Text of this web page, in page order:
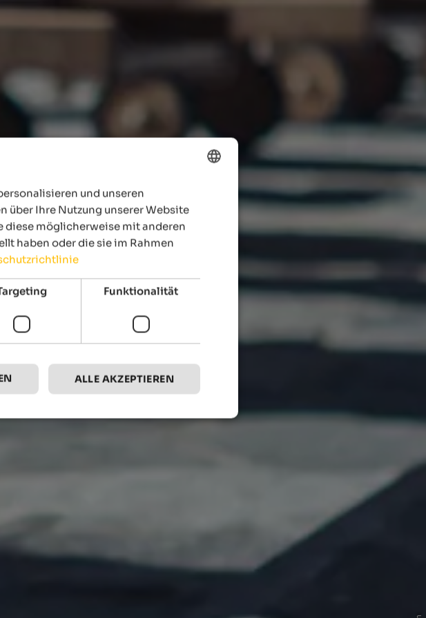
GERMAN
und unseren
über Ihre Nutzung unserer Website
diese möglicherweise mit anderen
haben oder die sie im Rahmen
Funktionalität
ALLE AKZEPTIEREN